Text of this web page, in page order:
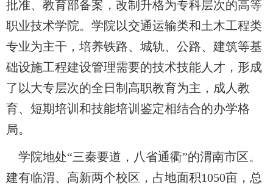
批准、教育部备案，改制升格为专科层次的高等
职业技术学院。学院以交通运输类和土木工程类
专业为主干，培养铁路、城轨、公路、建筑等基
础设施工程建设管理需要的技术技能人才，形成
了以大专层次的全日制高职教育为主，成人教
育、短期培训和技能培训鉴定相结合的办学格
局。
学院地处“三秦要道，八省通衢”的渭南市区。
建有临渭、高新两个校区，占地面积1050亩， 总